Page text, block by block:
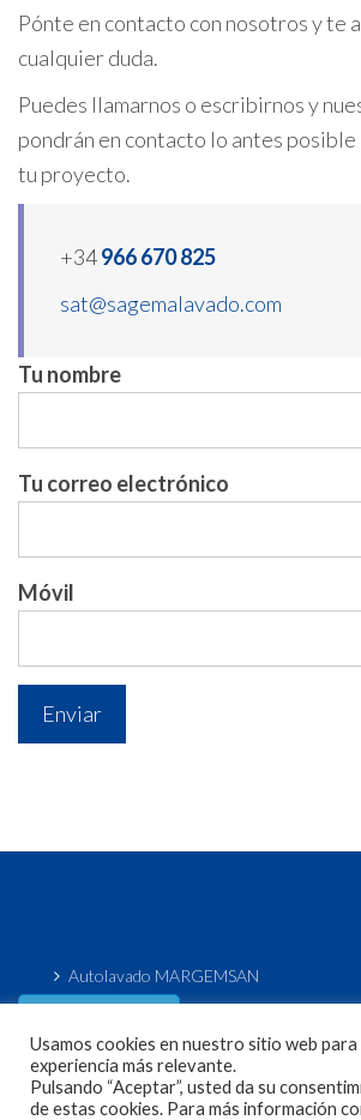
Pónte en contacto con nosotros y te
cualquier duda.
Puedes llamarnos o escribirnos y
pondrán en contacto lo antes
tu proyecto.
+34966 670 825
sat@sagemalavado.com
Tu nombre
Tu correo electrónico
Móvil
Autolavado MARGEMSAN
Usamos cookies en nuestro sitio web para
experiencia más relevante.
Pulsando “Aceptar”, usted da su
de estas cookies. Para más información